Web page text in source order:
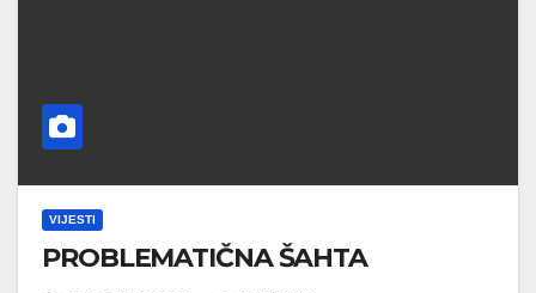
VIJESTI
PROBLEMATIČNA ŠAHTA